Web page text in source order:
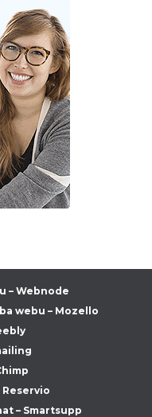
– Webnode
webu – Mozello
Reservio
– Smartsupp